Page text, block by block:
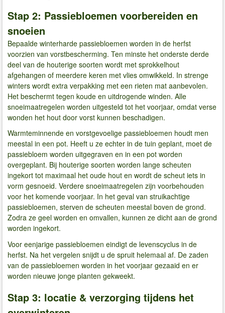
Stap 2: Passiebloemen voorbereiden en
snoeien
Bepaalde winterharde passiebloemen worden in de herfst
voorzien van vorstbescherming. Ten minste het onderste derde
deel van de houterige soorten wordt met sprokkelhout
afgehangen of meerdere keren met vlies omwikkeld. In strenge
winters wordt extra verpakking met een rieten mat aanbevolen.
Het beschermt tegen koude en uitdrogende winden. Alle
snoeimaatregelen worden uitgesteld tot het voorjaar, omdat verse
wonden het hout door vorst kunnen beschadigen.
Warmteminnende en vorstgevoelige passiebloemen houdt men
meestal in een pot. Heeft u ze echter in de tuin geplant, moet de
passiebloem worden uitgegraven en in een pot worden
overgeplant. Bij houterige soorten worden lange scheuten
ingekort tot maximaal het oude hout en wordt de scheut iets in
vorm gesnoeid. Verdere snoeimaatregelen zijn voorbehouden
voor het komende voorjaar. In het geval van struikachtige
passiebloemen, sterven de scheuten meestal boven de grond.
Zodra ze geel worden en omvallen, kunnen ze dicht aan de grond
worden ingekort.
Voor eenjarige passiebloemen eindigt de levenscyclus in de
herfst. Na het vergelen snijdt u de spruit helemaal af. De zaden
van de passiebloemen worden in het voorjaar gezaaid en er
worden nieuwe jonge planten gekweekt.
Stap 3: locatie & verzorging tijdens het